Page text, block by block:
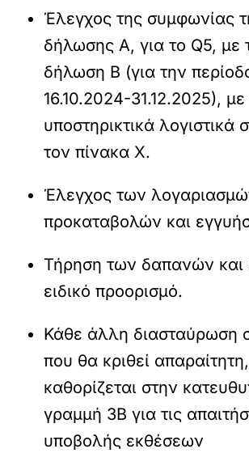
Έλεγχος της συμφωνίας
δήλωσης Α, για το Q5, με
δήλωση Β (για την
16.10.2024-31.12.2025), με
υποστηρικτικά λογιστικά
τον πίνακα Χ.
Έλεγχος των
προκαταβολών και
Τήρηση των δαπανών και
ειδικό προορισμό.
Κάθε άλλη διασταύρωση
που θα κριθεί
καθορίζεται στην
γραμμή 3Β για τις
υποβολής εκθέσεων